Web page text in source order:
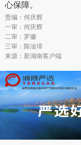
心保障。
责编：何庆辉
一审：何庆辉
二审：罗徽
三审：陈淦璋
来源：新湖南客户端